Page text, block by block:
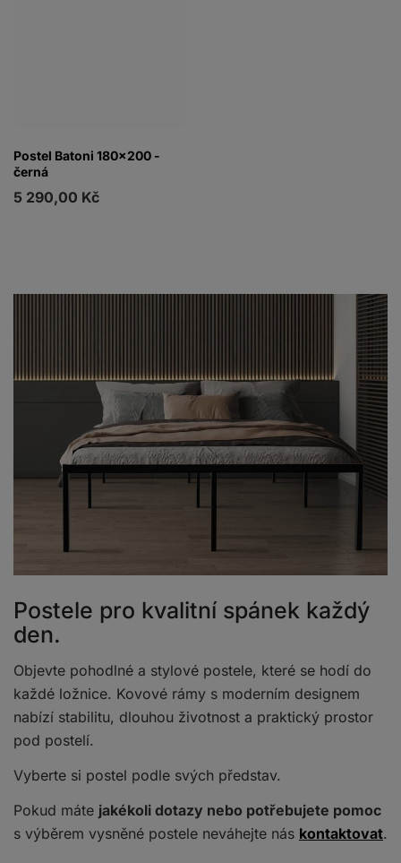
Postel Batoni 180x200 -
černá
5 290,00 Kč
Postele pro kvalitní spánek každý
den.
Objevte pohodlné a stylové postele, které se hodí do
každé ložnice. Kovové rámy s moderním designem
nabízí stabilitu, dlouhou životnost a praktický prostor
pod postelí.
Vyberte si postel podle svých představ.
Pokud máte jakékoli dotazy nebo potřebujete pomoc
s výběrem vysněné postele neváhejte nás kontaktovat.